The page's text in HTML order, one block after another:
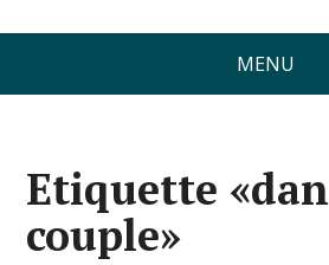
MENU
Etiquette
couple»